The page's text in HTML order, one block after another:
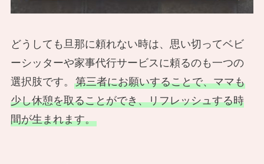
どうしても旦那に頼れない時は、思い切ってベビ
ーシッターや家事代行サービスに頼るのも一つの
選択肢です。 第三者にお願いすることで、ママも
少し休憩を取ることができ、リフレッシュする時
間が生まれます。